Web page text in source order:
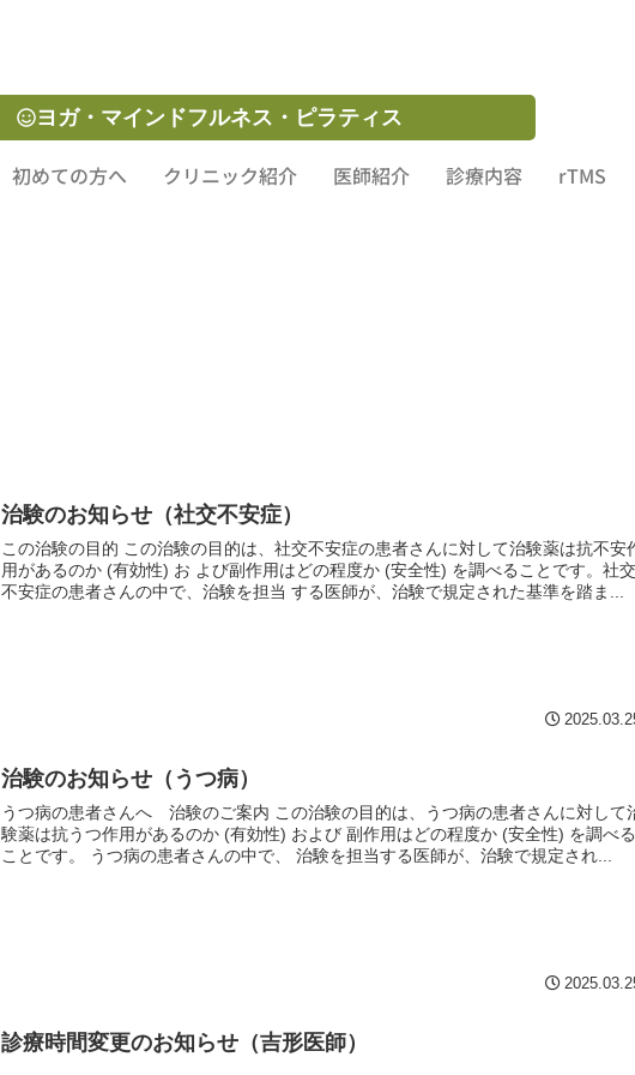
お問い合わせ
ヨガ・マインドフルネス・ピラティス
初めての方へ クリニック紹介 医師紹介 診療内容 rTMS
治験のお知らせ（社交不安症）
この治験の目的 この治験の目的は、社交不安症の患者さんに対して治験薬は抗不安
用があるのか (有効性) お よび副作用はどの程度か (安全性) を調べることです。社交
不安症の患者さんの中で、治験を担当 する医師が、治験で規定された基準を踏ま...
治験のお知らせ（うつ病）
うつ病の患者さんへ 治験のご案内 この治験の目的は、うつ病の患者さんに対して
験薬は抗うつ作用があるのか (有効性) および 副作用はどの程度か (安全性) を調べる
ことです。 うつ病の患者さんの中で、 治験を担当する医師が、治験で規定され...
診療時間変更のお知らせ（吉形医師）